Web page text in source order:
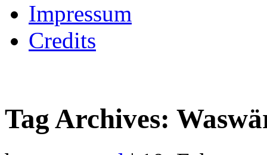
Impressum
Credits
Tag Archives: